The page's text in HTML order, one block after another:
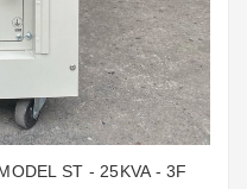
ST - 25KVA - 3F